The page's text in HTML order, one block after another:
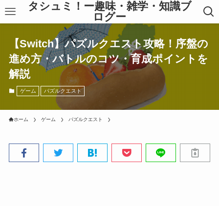
タシュミ！ー趣味・雑学・知識ブ
ログー
【Switch】パズルクエスト攻略！序盤の
進め方・バトルのコツ・育成ポイントを
解説
ゲーム パズルクエスト
ホーム ゲーム パズルクエスト